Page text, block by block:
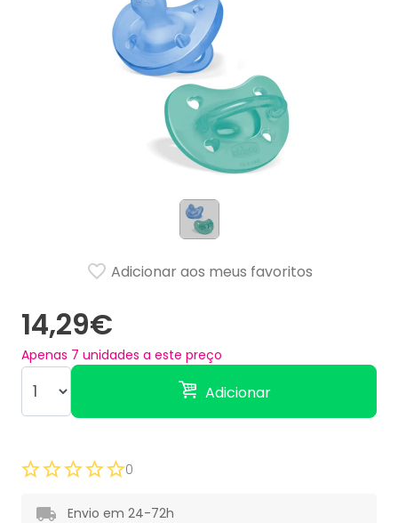
14,29€
Apenas 7 unidades a este preço
Adicionar
Adicionar aos meus favoritos
0
Envio em 24-72h